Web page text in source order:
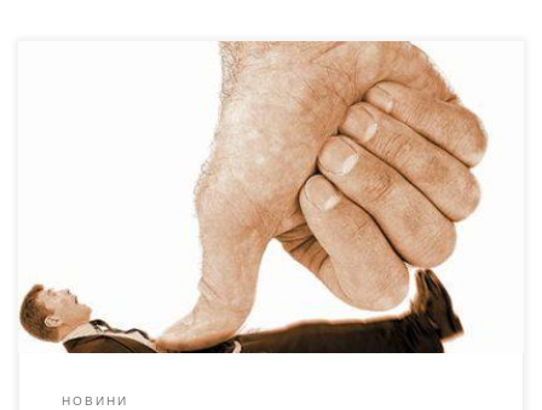
Три тижні тривала облога нафтобази у Реваківцях. На 22-й
день міліціонери «здалися». Проте правоохоронці захотіли в
інший спосіб приструнити бізнесмена – взяти під варту.
Натомість Євген Цурик стверджує, що йдеться про
рейдерське захоплення… Наприкінці серпня цього року ми
вже розповідали про міліцейську облогу нафтобази у
Реваківцях. Впродовж 3-х тижнів […]
НОВИНИ